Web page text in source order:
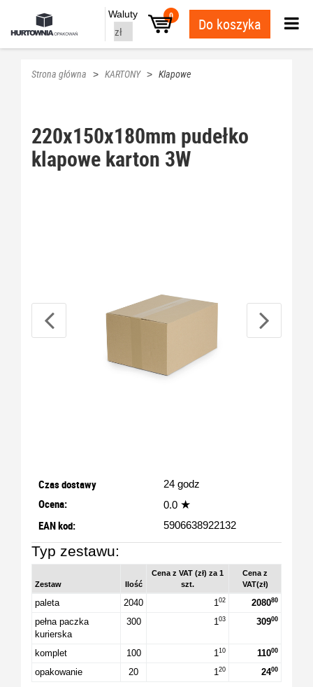
Waluty 0 Do koszyka
Strona główna > KARTONY > Klapowe
220x150x180mm pudełko
klapowe karton 3W
Czas dostawy 24 godz
Ocena: 0.0 ★
EAN kod: 5906638922132
Typ zestawu:
Zestaw Ilość
Cena z VAT (zł) za 1
szt.
Cena z
VAT(zł)
paleta 2040 102 208080
pełna paczka
kurierska
300 103 30900
komplet 100 110 11000
opakowanie 20 120 2400